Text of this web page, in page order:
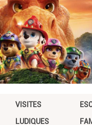
VISITES
LUDIQUES